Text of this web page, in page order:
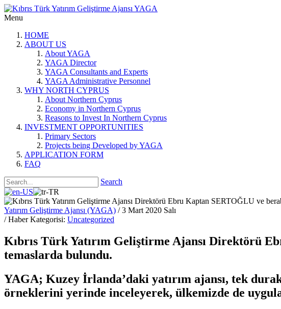
Menu
HOME
ABOUT US
About YAGA
YAGA Director
YAGA Consultants and Experts
YAGA Administrative Personnel
WHY NORTH CYPRUS
About Northern Cyprus
Economy in Northern Cyprus
Reasons to Invest In Northern Cyprus
INVESTMENT OPPORTUNITIES
Primary Sectors
Projects being Developed by YAGA
APPLICATION FORM
FAQ
Search
Yatırım Geliştirme Ajansı (YAGA) / 3 Mart 2020 Salı
/ Haber Kategorisi: Uncategorized
Kıbrıs Türk Yatırım Geliştirme Ajansı Direktörü
temaslarda bulundu.
YAGA; Kuzey İrlanda’daki yatırım ajansı, tek
örneklerini yerinde inceleyerek, ülkemizde de